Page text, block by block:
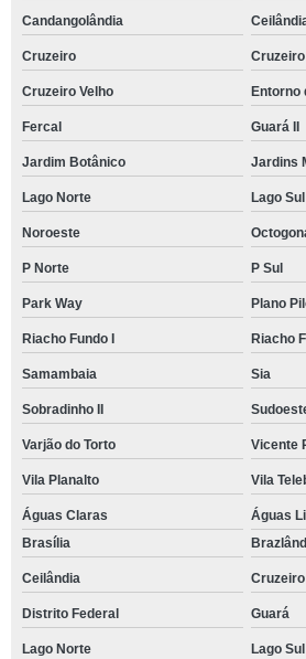
Candangolândia
Cruzeiro
Cruzeiro Velho Entorno
Fercal Guará II
Jardim Botânico Jardins
Lago Norte Lago Sul
Noroeste
P Norte P Sul
Park Way Plano
Riacho Fundo I Riacho
Samambaia Sia
Sobradinho II
Varjão do Torto Vicente
Vila Planalto Vila
Águas Claras
Águas
Brasília
Ceilândia Cruzeiro
Distrito Federal Guará
Lago Norte Lago Sul